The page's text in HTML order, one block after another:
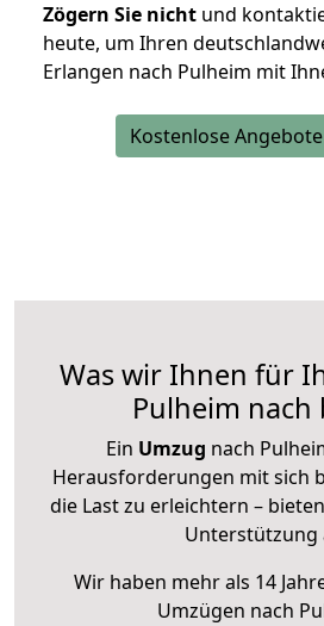
Zögern Sie nicht und
heute, um Ihren
Erlangen nach Pulheim mit
Kostenlose
Was wir Ihnen für
Pulheim nach
Ein Umzug nach
Herausforderungen mit sich
die Last zu erleichtern –
Unterstützung
Wir haben mehr als 14
Umzügen nach